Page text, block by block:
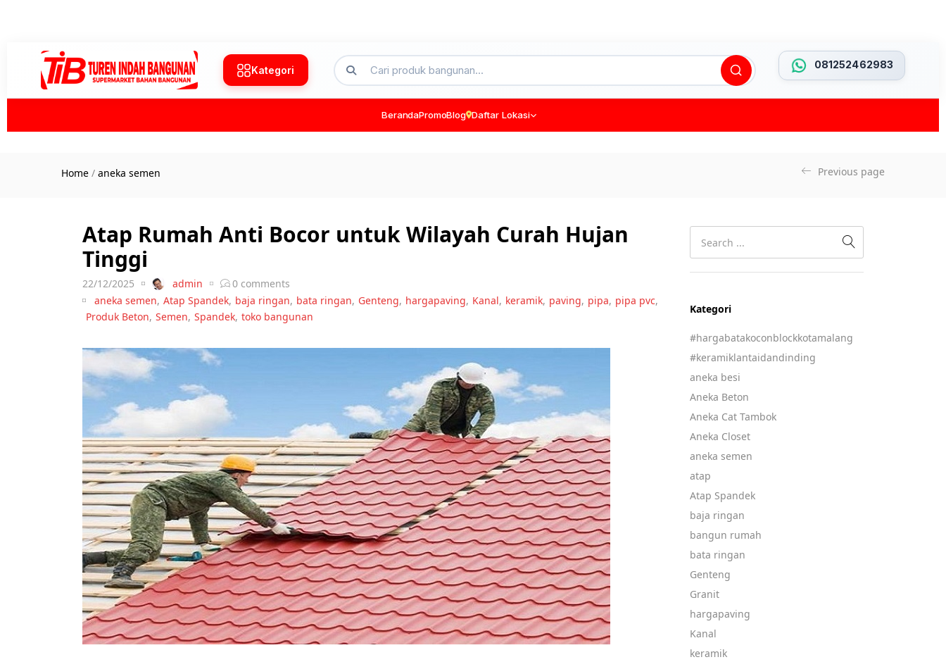
Kategori 081252462983
BerandaPromoBlog Daftar Lokasi
Home / aneka semen Previous page
Kategori
#hargabatakoconblockkotamalang
#keramiklantaidandinding
aneka besi
Aneka Beton
Aneka Cat Tambok
Aneka Closet
aneka semen
atap
Atap Spandek
baja ringan
bangun rumah
bata ringan
Genteng
Granit
hargapaving
Kanal
keramik
Atap Rumah Anti Bocor untuk Wilayah Curah Hujan
Tinggi
22/12/2025 admin 0 comments
aneka semen, Atap Spandek, baja ringan, bata ringan, Genteng, hargapaving, Kanal, keramik, paving, pipa, pipa pvc,
Produk Beton, Semen, Spandek, toko bangunan